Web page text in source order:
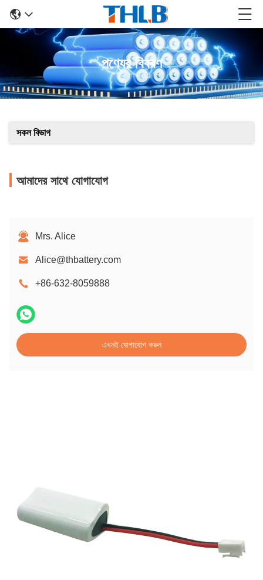
পণ্যের বিবরণ
সকল বিভাগ
আমাদের সাথে যোগাযোগ
Mrs. Alice
Alice@thbattery.com
+86-632-8059888
এখনই যোগাযোগ করুন